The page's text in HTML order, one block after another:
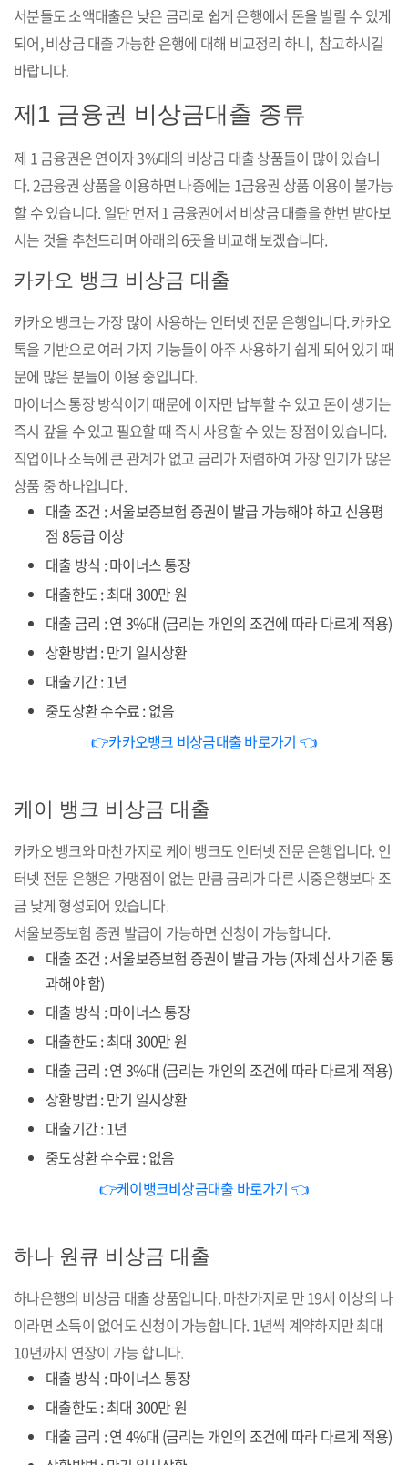
서분들도 소액대출은 낮은 금리로 쉽게 은행에서 돈을 빌릴 수 있게
되어, 비상금 대출 가능한 은행에 대해 비교정리 하니, 참고하시길
바랍니다.
제1 금융권 비상금대출 종류
제 1 금융권은 연이자 3%대의 비상금 대출 상품들이 많이 있습니
다. 2금융권 상품을 이용하면 나중에는 1금융권 상품 이용이 불가능
할 수 있습니다. 일단 먼저 1 금융권에서 비상금 대출을 한번 받아보
시는 것을 추천드리며 아래의 6곳을 비교해 보겠습니다.
카카오 뱅크 비상금 대출
카카오 뱅크는 가장 많이 사용하는 인터넷 전문 은행입니다. 카카오
톡을 기반으로 여러 가지 기능들이 아주 사용하기 쉽게 되어 있기 때
문에 많은 분들이 이용 중입니다.
마이너스 통장 방식이기 때문에 이자만 납부할 수 있고 돈이 생기는
즉시 갚을 수 있고 필요할 때 즉시 사용할 수 있는 장점이 있습니다.
직업이나 소득에 큰 관계가 없고 금리가 저렴하여 가장 인기가 많은
상품 중 하나입니다.
대출 조건 : 서울보증보험 증권이 발급 가능해야 하고 신용평
점 8등급 이상
대출 방식 : 마이너스 통장
대출한도 : 최대 300만 원
대출 금리 : 연 3%대 (금리는 개인의 조건에 따라 다르게 적용)
상환방법 : 만기 일시상환
대출기간 : 1년
중도상환 수수료 : 없음
👉카카오뱅크 비상금대출 바로가기 👈
케이 뱅크 비상금 대출
카카오 뱅크와 마찬가지로 케이 뱅크도 인터넷 전문 은행입니다. 인
터넷 전문 은행은 가맹점이 없는 만큼 금리가 다른 시중은행보다 조
금 낮게 형성되어 있습니다.
서울보증보험 증권 발급이 가능하면 신청이 가능합니다.
대출 조건 : 서울보증보험 증권이 발급 가능 (자체 심사 기준 통
과해야 함)
대출 방식 : 마이너스 통장
대출한도 : 최대 300만 원
대출 금리 : 연 3%대 (금리는 개인의 조건에 따라 다르게 적용)
상환방법 : 만기 일시상환
대출기간 : 1년
중도상환 수수료 : 없음
👉케이뱅크비상금대출 바로가기 👈
하나 원큐 비상금 대출
하나은행의 비상금 대출 상품입니다. 마찬가지로 만 19세 이상의 나
이라면 소득이 없어도 신청이 가능합니다. 1년씩 계약하지만 최대
10년까지 연장이 가능 합니다.
대출 방식 : 마이너스 통장
대출한도 : 최대 300만 원
대출 금리 : 연 4%대 (금리는 개인의 조건에 따라 다르게 적용)